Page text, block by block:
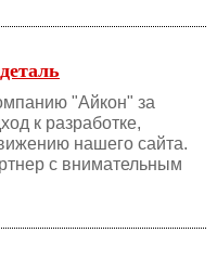
"Айкон" за
к разработке,
нашего сайта.
с внимательным